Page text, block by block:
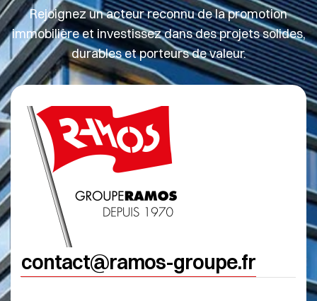
Rejoignez un acteur reconnu de la promotion
immobilière et investissez dans des projets solides,
durables et porteurs de valeur.
contact@ramos-groupe.fr